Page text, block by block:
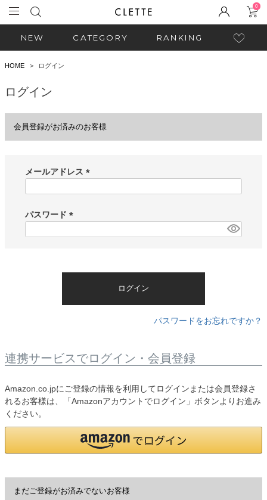
0
NEW CATEGORY RANKING
HOME ログイン
ログイン
会員登録がお済みのお客様
メールアドレス
)
パスワード
ログイン
パスワードをお忘れですか？
連携サービスでログイン・会員登録
Amazon.co.jpにご登録の情報を利用してログインまたは会員登録さ
れるお客様は、「Amazonアカウントでログイン」ボタンよりお進み
ください。
まだご登録がお済みでないお客様